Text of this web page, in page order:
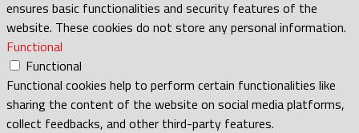
ensures basic functionalities and security features of the
website. These cookies do not store any personal information.
Functional
Functional
Functional cookies help to perform certain functionalities like
sharing the content of the website on social media platforms,
collect feedbacks, and other third-party features.